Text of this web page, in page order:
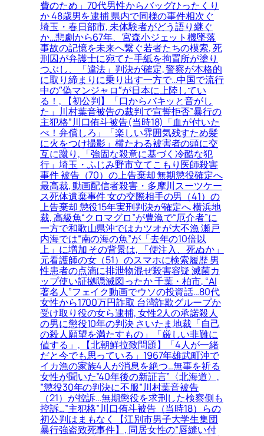
費のため」70代男性からバッグひったくり
か 48歳男を逮捕 県内で同様の事件相次ぐ
埼玉・春日部市, 未体験者がどう語り継ぐ
か…悲劇から67年、宮森小ジェット機墜落
事故の記憶を未来へ繋ぐ若者たちの模索, 死
刑囚が弁護士に宛てた手紙を拘置所が塗り
つぶし、「違法」判決が確定, 警察が本格的
に取り締まりに乗り出す一方で…中国で流行
中の″偽マンジャロ″が日本に上陸してい
る！, 【初公判】「口からバキッと音がし
た」川村葉音被告の裁判で宣誓拒否”暴行の
主犯格”川口侑斗被告(当時18)「血が付いた
べ！弁償しろ」「楽しい雰囲気残すため髪
に火をつけ撮影」横たわる被害者の頭に交
互に蹴り, 「強固な殺意に基づく冷酷な犯
行」埼玉・ふじみ野市立てこもり医師殺害
事件 被告（70）の上告棄却 無期懲役確定へ
最高裁, 動画配信者殺害・多摩川スーツケー
ス死体遺棄事件 女の交際相手の男（41）の
上告棄却 懲役15年実刑判決が確定へ 横浜地
裁, 高級魚“クロマグロ”が豊漁で“厄介者”に
一方で和歌山県沖ではカツオが大不漁 瀬戸
内海では“南の海の魚”が「去年の10倍以
上」に増加 その背景は, 「便注入、死ぬか」
元看護師の女（51）のスマホに検索履歴 男
性患者の点滴に排泄物混ぜ殺害容疑 滅菌カ
ップ使い証拠隠滅図ったか 千葉・柏市, “AI
著名人”フェイク動画でウソの投資話…80代
女性から1700万円詐取 台湾詐欺グループか
受け取り役の女ら逮捕, 女性2人の承諾殺人
の男に懲役10年の判決 さいたま地裁「自己
の殺人願望を満たすもの」「厳しい非難に
値する」, 【北朝鮮拉致問題】「4人が一緒
だと今でも思っている」1967年雄武町沖で
イカ漁の家族4人が消息を絶つ…無事を祈る
女性が聞いた”40年後の新証言”〈北海道〉,
”懲役30年の判決に不服”川村葉音被告
（21）が控訴…無期懲役を求刑した検察側も
控訴…”主犯格”川口侑斗被告（当時18）らの
初公判はまもなく【江別市男子大学生集団
暴行強盗致死事件】, 同居女性の“唇縫い付